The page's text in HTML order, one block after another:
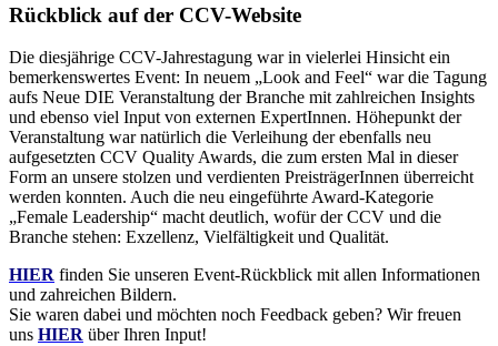
Rückblick auf der CCV-Website
Die diesjährige CCV-Jahrestagung war in vielerlei Hinsicht ein
bemerkenswertes Event: In neuem „Look and Feel“ war die Tagung
aufs Neue DIE Veranstaltung der Branche mit zahlreichen Insights
und ebenso viel Input von externen ExpertInnen. Höhepunkt der
Veranstaltung war natürlich die Verleihung der ebenfalls neu
aufgesetzten CCV Quality Awards, die zum ersten Mal in dieser
Form an unsere stolzen und verdienten PreisträgerInnen überreicht
werden konnten. Auch die neu eingeführte Award-Kategorie
„Female Leadership“ macht deutlich, wofür der CCV und die
Branche stehen: Exzellenz, Vielfältigkeit und Qualität.
HIER finden Sie unseren Event-Rückblick mit allen Informationen
und zahreichen Bildern.
Sie waren dabei und möchten noch Feedback geben? Wir freuen
uns HIER über Ihren Input!